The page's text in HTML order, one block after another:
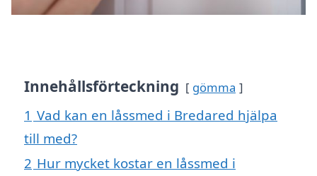
Innehållsförteckning gömma
1 Vad kan en låssmed i Bredared hjälpa
till med?
2 Hur mycket kostar en låssmed i